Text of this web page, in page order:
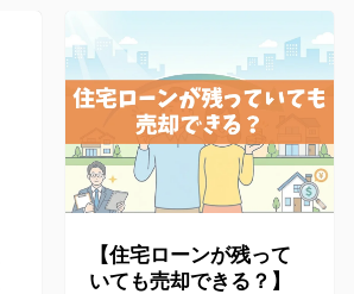
【住宅ローンが残って
いても売却できる？】